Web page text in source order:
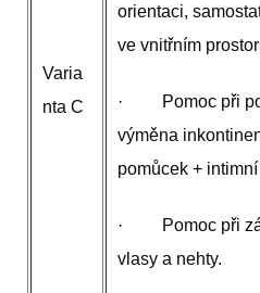
Varia
nta C
orientaci,
ve vnitřním
· Pomoc při
výměna
pomůcek +
· Pomoc při
vlasy a nehty.